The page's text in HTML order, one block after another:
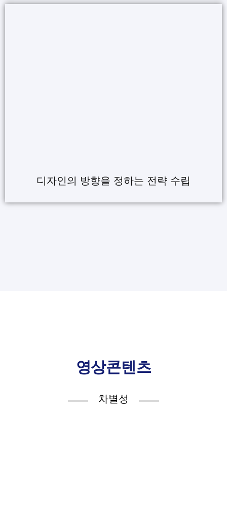
디자인의 방향을 정하는 전략 수립
영상콘텐츠
차별성